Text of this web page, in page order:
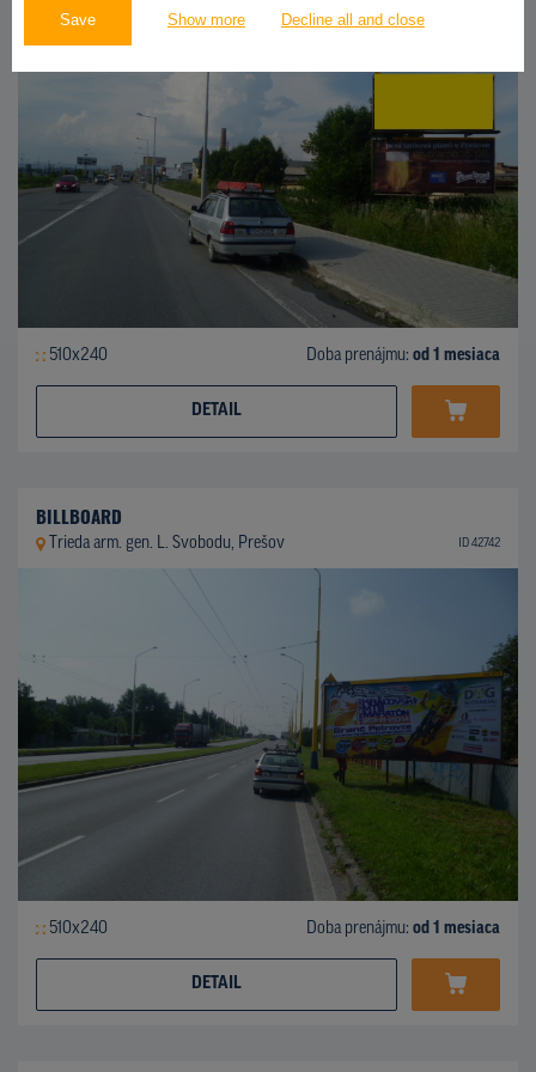
Save Show more Decline all and close
510x240 Doba prenájmu: od 1 mesiaca
DETAIL
BILLBOARD
Trieda arm. gen. L. Svobodu, Prešov ID 42742
510x240 Doba prenájmu: od 1 mesiaca
DETAIL